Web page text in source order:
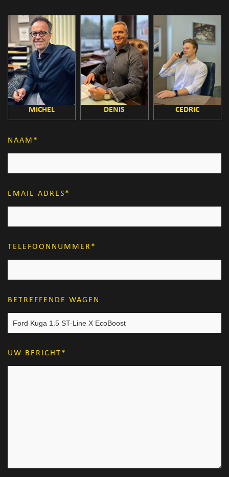
MICHEL DENIS CEDRIC
NAAM
EMAIL-ADRES
TELEFOONNUMMER
BETREFFENDE WAGEN
UW BERICHT